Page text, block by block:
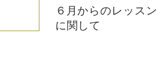
６月からのレッスン
に関して